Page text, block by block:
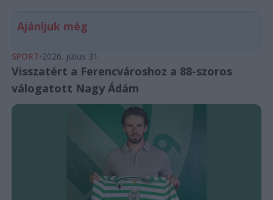
Ajánljuk még
SPORT 2026. július 31.
Visszatért a Ferencvároshoz a 88-szoros
válogatott Nagy Ádám